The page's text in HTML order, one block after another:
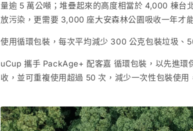
量逾 5 萬公噸；堆疊起來的高度相當於 4,000 棟台
放污染，更需要 3,000 座大安森林公園吸收一年才能
使用循環包裝，每次平均減少 300 公克包裝垃圾、
uCup 攜手 PackAge+ 配客嘉 循環包裝，以先進環
收，並可重複使用超過 50 次，減少一次性包裝使用